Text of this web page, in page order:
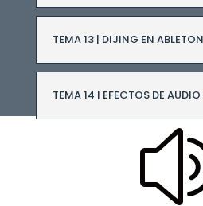
TEMA 13 | DIJING EN
TEMA 14 | EFECTOS DE AUDIO